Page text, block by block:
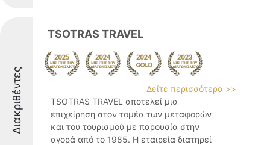
Διακριθέντες
TSOTRAS TRAVEL
Δείτε περισσότερα >>
TSOTRAS TRAVEL αποτελεί μια
επιχείρηση στον τομέα των μεταφορών
και του τουρισμού με παρουσία στην
αγορά από το 1985. Η εταιρεία διατηρεί